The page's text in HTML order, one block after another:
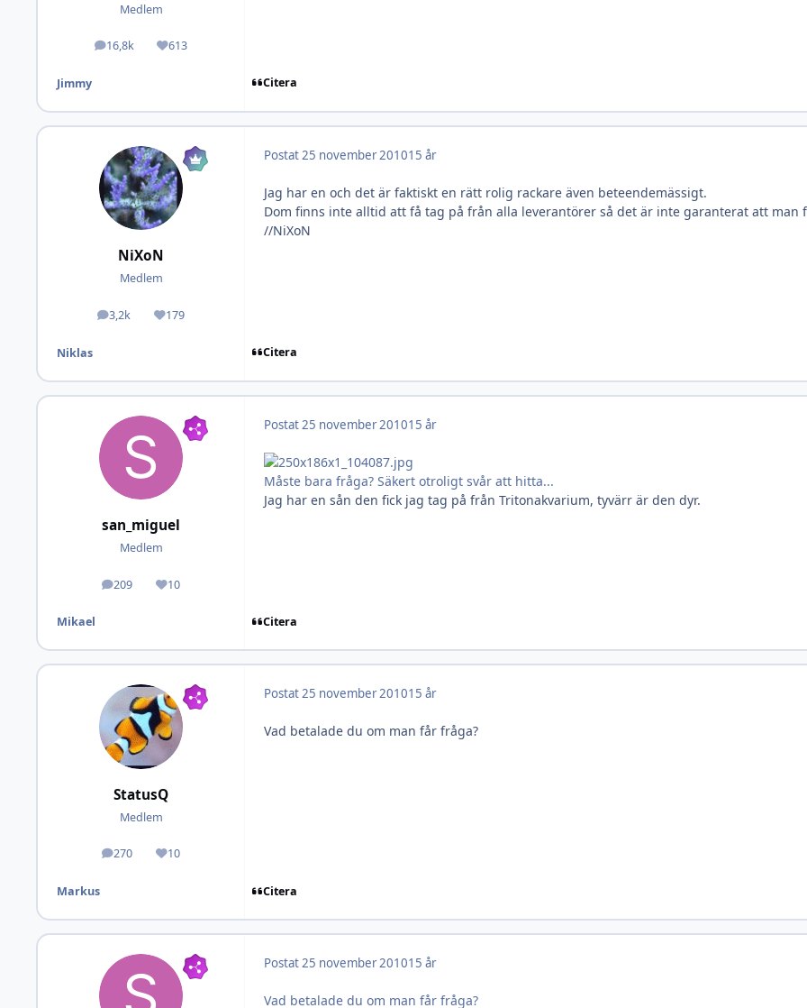
Medlem
16,8k
Inlägg 613
Omdöme
Jimmy Citera
NiXoN
Medlem
3,2k
Inlägg 179
Omdöme
Niklas
Postat25 november 201015 år
Jag har en och det är faktiskt en rätt rolig rackare även beteendemässigt.
Dom finns inte alltid att få tag på från alla leverantörer så det är inte garanterat att man
//NiXoN
Citera
san_miguel
Medlem
209
Inlägg 10
Omdöme
Mikael
Postat 25 november 201015 år
Måste bara fråga? Säkert otroligt svår att hitta...
Jag har en sån den fick jag tag på från Tritonakvarium, tyvärr är den dyr.
Citera
StatusQ
Medlem
270
Inlägg 10
Omdöme
Markus
Postat25 november 201015 år
Vad betalade du om man får fråga?
Citera
Postat25 november 201015 år
Vad betalade du om man får fråga?